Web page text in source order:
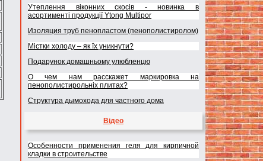
Утеплення віконних скосів - новинка в
асортименті продукції Ytong Multipor
Изоляция труб пенопластом (пенополистиролом)
Містки холоду – як їх уникнути?
Подарунок домашньому улюбленцю
О чем нам расскажет маркировка на
пенополистирольніх плитах?
Структура дымохода для частного дома
Відео
Особенности применения геля для кирпичной
кладки в строительстве